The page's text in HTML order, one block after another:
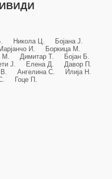
Никола Ц. Бојана Ј.
И. Боркица М.
М. Димитар Т. Бојан Б.
Ј. Елена Д. Давор П.
Ангелина С. Илија Н.
С. Гоце П.